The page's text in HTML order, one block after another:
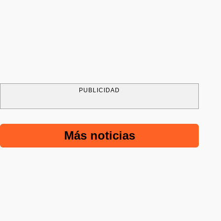
PUBLICIDAD
Más noticias